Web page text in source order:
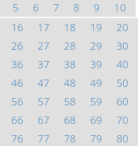
5 6 7 8 9
10
16 17 18 19
20
26 27 28 29
30
36 37 38 39
40
46 47 48 49
50
56 57 58 59
60
66 67 68 69
70
76 77 78 79
80